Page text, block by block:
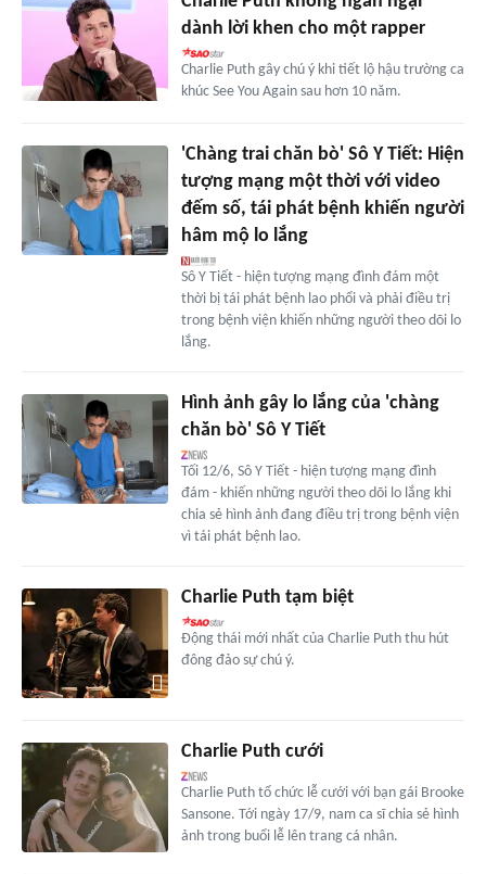
dành lời khen cho một rapper
Charlie Puth gây chú ý khi tiết lộ hậu trường ca
khúc See You Again sau hơn 10 năm.
'Chàng trai chăn bò' Sô Y Tiết: Hiện
tượng mạng một thời với video
đếm số, tái phát bệnh khiến người
hâm mộ lo lắng
Sô Y Tiết - hiện tượng mạng đình đám một
thời bị tái phát bệnh lao phổi và phải điều trị
trong bệnh viện khiến những người theo dõi lo
lắng.
Hình ảnh gây lo lắng của 'chàng
chăn bò' Sô Y Tiết
Tối 12/6, Sô Y Tiết - hiện tượng mạng đình
đám - khiến những người theo dõi lo lắng khi
chia sẻ hình ảnh đang điều trị trong bệnh viện
vì tái phát bệnh lao.
Charlie Puth tạm biệt
Động thái mới nhất của Charlie Puth thu hút
đông đảo sự chú ý.
Charlie Puth cưới
Charlie Puth tổ chức lễ cưới với bạn gái Brooke
Sansone. Tới ngày 17/9, nam ca sĩ chia sẻ hình
ảnh trong buổi lễ lên trang cá nhân.